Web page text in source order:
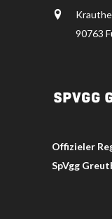
90763
Offizieler
SpVgg